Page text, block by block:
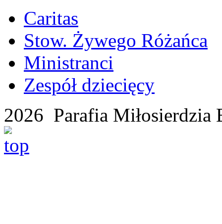
Caritas
Stow. Żywego Różańca
Ministranci
Zespół dziecięcy
2026 Parafia Miłosierdzia